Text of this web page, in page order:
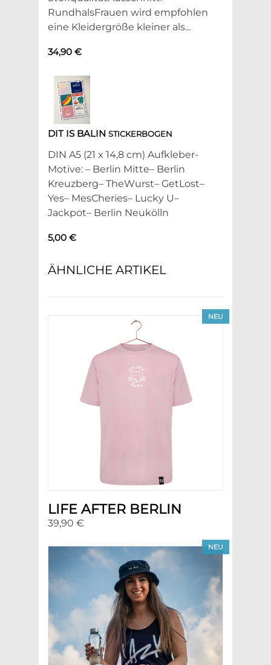
RundhalsFrauen wird empfohlen
eine Kleidergröße kleiner als...
34,90 €
DIT IS BALIN STICKERBOGEN
DIN A5 (21 x 14,8 cm) Aufkleber-
Motive: – Berlin Mitte– Berlin
Kreuzberg– TheWurst– GetLost–
Yes– MesCheries– Lucky U–
Jackpot– Berlin Neukölln
5,00 €
ÄHNLICHE ARTIKEL
NEU
LIFE AFTER BERLIN
39,90 €
NEU